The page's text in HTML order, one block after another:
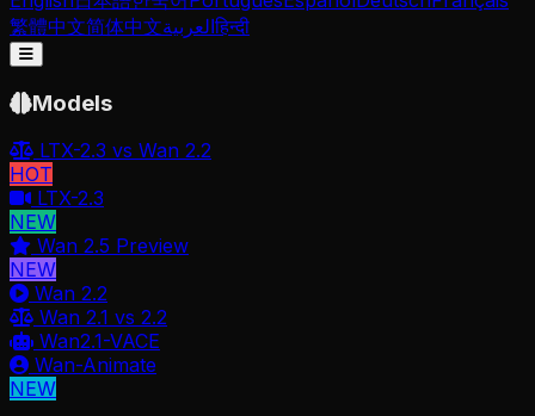
繁體中文简体中文العربيةहिन्दी
Ouvrir le menu
Models
LTX-2.3 vs Wan 2.2
HOT
LTX-2.3
NEW
Wan 2.5 Preview
NEW
Wan 2.2
Wan 2.1 vs 2.2
Wan2.1-VACE
Wan-Animate
NEW